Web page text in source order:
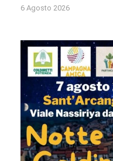
6 Agosto 2026